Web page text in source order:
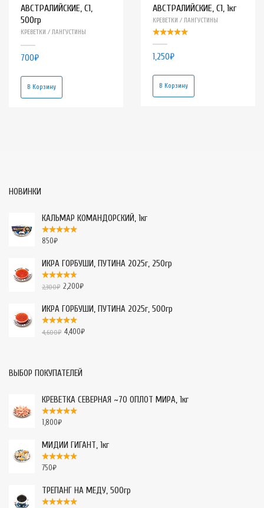
АВСТРАЛИЙСКИЕ, С1,
500гр
КРЕВЕТКИ / ЛАНГУСТИНЫ
700₽
В Корзину
АВСТРАЛИЙСКИЕ, С1, 1кг
КРЕВЕТКИ / ЛАНГУСТИНЫ
1,250₽
В Корзину
НОВИНКИ
КАЛЬМАР КОМАНДОРСКИЙ, 1кг
850₽
ИКРА ГОРБУШИ, ПУТИНА 2025г, 250гр
2,300₽ 2,200₽
ИКРА ГОРБУШИ, ПУТИНА 2025г, 500гр
4,600₽ 4,400₽
ВЫБОР ПОКУПАТЕЛЕЙ
КРЕВЕТКА СЕВЕРНАЯ ~70 ОПЛОТ МИРА, 1кг
1,800₽
МИДИИ ГИГАНТ, 1кг
750₽
ТРЕПАНГ НА МЕДУ, 500гр